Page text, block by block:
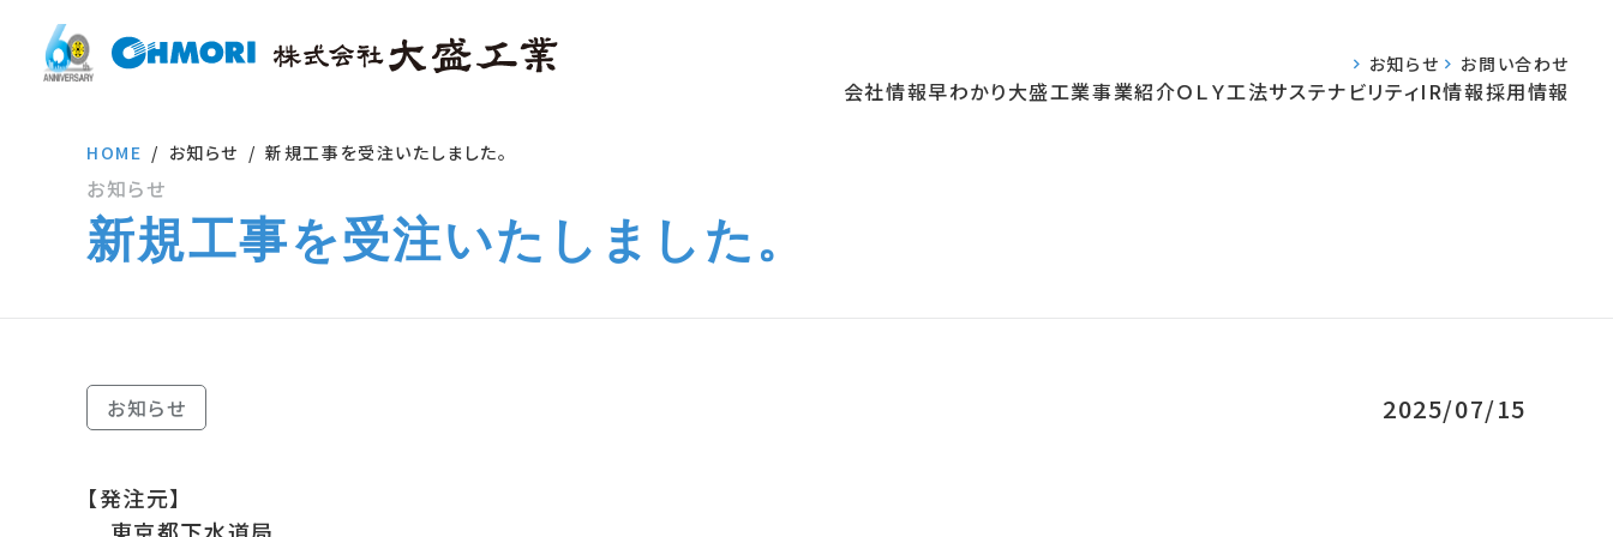
会社情報早わかり大盛工業事業紹介ＯＬＹ工法サステナビリティIR情報採用情報
お知らせ お問い合わせ
HOME お知らせ 新規工事を受注いたしました。
お知らせ
新規工事を受注いたしました。
お知らせ 2025/07/15
【発注元】